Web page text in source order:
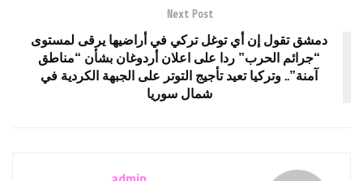
Next Post
دمشق تقول إن أي توغل تركي في أراضيها يرقى لمستوى
“جرائم الحرب” ردا على اعلان أردوغان بشأن “مناطق
آمنة”.. وتركيا تعيد تأجيج التوتر على الجبهة الكردية في
شمال سوريا